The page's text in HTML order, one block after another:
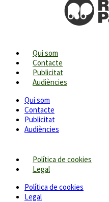
Qui som
Contacte
Publicitat
Audiències
Qui som
Contacte
Publicitat
Audiències
Política de cookies
Legal
Política de cookies
Legal